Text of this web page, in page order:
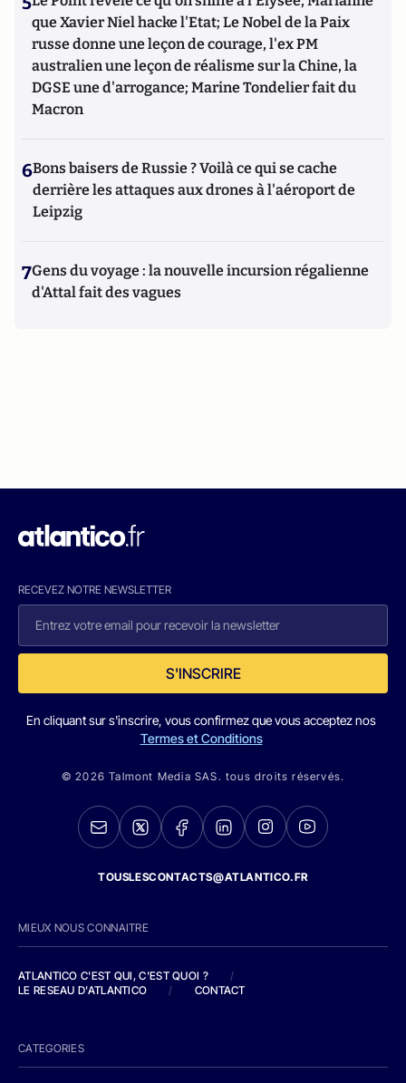
que Xavier Niel hacke l'Etat; Le Nobel de la Paix
russe donne une leçon de courage, l'ex PM
australien une leçon de réalisme sur la Chine, la
DGSE une d'arrogance; Marine Tondelier fait du
Macron
6Bons baisers de Russie ? Voilà ce qui se cache
derrière les attaques aux drones à l'aéroport de
Leipzig
7Gens du voyage : la nouvelle incursion régalienne
d'Attal fait des vagues
RECEVEZ NOTRE NEWSLETTER
S'INSCRIRE
En cliquant sur s'inscrire, vous confirmez que vous acceptez nos
Termes et Conditions
© 2026 Talmont Media SAS. tous droits réservés.
TOUSLESCONTACTS@ATLANTICO.FR
MIEUX NOUS CONNAITRE
ATLANTICO C'EST QUI, C'EST QUOI ?
/
LE RESEAU D'ATLANTICO
/ CONTACT
CATEGORIES